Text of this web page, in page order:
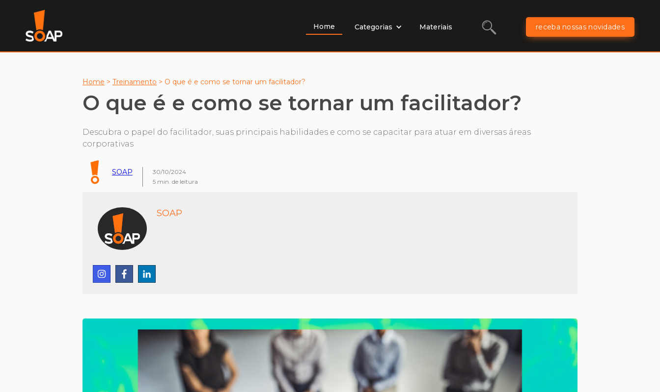
Home Categorias Materiais receba nossas novidades
Home > Treinamento > O que é e como se tornar um facilitador?
O que é e como se tornar um facilitador?
Descubra o papel do facilitador, suas principais habilidades e como se capacitar para atuar em diversas áreas
corporativas
SOAP
30/10/2024
5 min. de leitura
SOAP